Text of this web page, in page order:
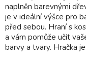
naplněn barevnými
je v ideální výšce pro
před sebou. Hraní s
a vám pomůže učit
barvy a tvary. Hračka je